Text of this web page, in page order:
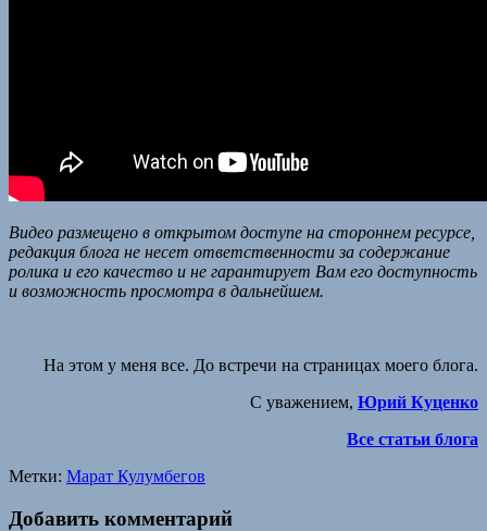
Видео размещено в открытом доступе на стороннем ресурсе,
редакция блога не несет ответственности за содержание
ролика и его качество и не гарантирует Вам его доступность
и возможность просмотра в дальнейшем.
На этом у меня все. До встречи на страницах моего блога.
С уважением, Юрий Куценко
Все статьи блога
Метки: Марат Кулумбегов
Добавить комментарий